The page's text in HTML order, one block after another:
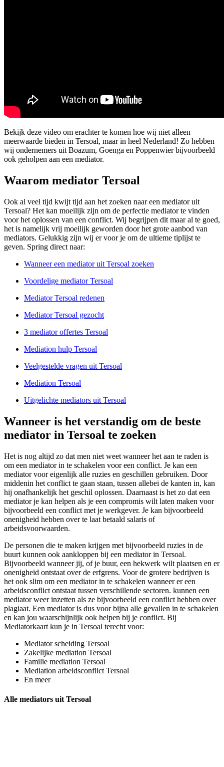
Bekijk deze video om erachter te komen hoe wij niet alleen
meerwaarde bieden in Tersoal, maar in heel Nederland! Zo hebben
wij ondernemers uit Boazum, Goenga en Poppenwier bijvoorbeeld
ook geholpen aan een mediator.
Waarom mediator Tersoal
Ook al veel tijd kwijt tijd aan het zoeken naar een mediator uit
Tersoal? Het kan moeilijk zijn om de perfectie mediator te vinden
voor het oplossen van een conflict. Wij begrijpen dit maar al te goed,
het is namelijk vrij moeilijk geworden door het grote aanbod van
mediators. Gelukkig zijn wij er voor je om de ultieme tiplijst te
geven. Spring direct naar:
Wanneer een mediator uit Tersoal zoeken
Voordelige mediator Tersoal
Mediator Tersoal redenen
Mediator Tersoal gezocht
3 mediator offertes Tersoal
Mediation hulp Tersoal
Veelgestelde vragen uit Tersoal
Mediation Tersoal
Uitgelichte mediators uit Tersoal
Wanneer is het verstandig om de beste
mediator in Tersoal te zoeken
Het is nog altijd zo dat men niet weet wanneer het aan te raden is
om een mediator in te schakelen voor een conflict. Je kan een
mediator voor eigenlijk alle ruzies en geschillen gebruiken. Door
middenin het conflict te gaan staan, tussen allebei de kanten in, kan
hij onafhankelijk het geschil oplossen. Daarnaast is het zo dat een
mediator je kan helpen als je een compromis wilt laten maken voor
bijvoorbeeld een conflict met je werkgever. Je kan bijvoorbeeld
onenigheid hebben over te laat betaald salaris of
arbeidsvoorwaarden.
De personen die te maken krijgen met bijvoorbeeld ruzies in de
buurt kunnen ook aankloppen bij een mediator in Tersoal.
Bijvoorbeeld wanneer jij, of je buur, een hekwerk wilt plaatsen en er
onenigheid ontstaat over de erfgrens. Voor de grotere bedrijven is
het ook slim om een mediator in te schakelen wanneer er een
arbeidsconflict ontstaat tussen verschillende sectoren. kunnen een
mediator weer inzetten als ze bijvoorbeeld een conflict hebben over
plagiaat. Een mediator is dus voor bijna alle gevallen in te schakelen
en kan jou waarschijnlijk ook helpen bij je conflict. Bij
Mediatorkaart kun je in Tersoal terecht voor:
Mediator scheiding Tersoal
Zakelijke mediation Tersoal
Familie mediation Tersoal
Mediation arbeidsconflict Tersoal
En meer
Alle mediators uit Tersoal